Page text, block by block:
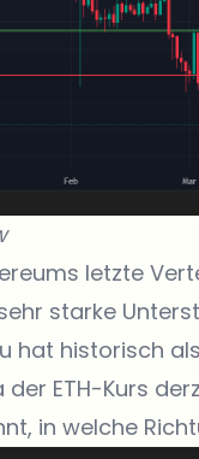
letzte
starke
hat historisch
ETH-Kurs
in welche